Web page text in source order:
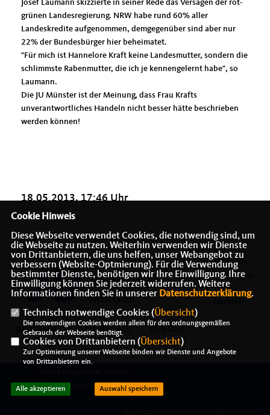
Josef Laumann skizzierte in seiner Rede das Versagen der rot-
grünen Landesregierung. NRW habe rund 60% aller
Landeskredite aufgenommen, demgegenüber sind aber nur
22% der Bundesbürger hier beheimatet.
"Für mich ist Hannelore Kraft keine Landesmutter, sondern die
schlimmste Rabenmutter, die ich je kennengelernt habe", so
Laumann.
Die JU Münster ist der Meinung, dass Frau Krafts
unverantwortliches Handeln nicht besser hätte beschrieben
werden können!
18.05.2013, 17:46 Uhr
Webseite
der Jungen
Union
IMPRESSUM DATENSCHUTZ
Alle Rechte vorbehalten.
Cookie Hinweis
Diese Webseite verwendet Cookies, die notwendig sind, um
die Webseite zu nutzen. Weiterhin verwenden wir Dienste
von Drittanbietern, die uns helfen, unser Webangebot zu
verbessern (Website-Optmierung). Für die Verwendung
bestimmter Dienste, benötigen wir Ihre Einwilligung. Ihre
Einwilligung können Sie jederzeit widerrufen. Weitere
Informationen finden Sie in unserer Datenschutzerklärung.
Technisch notwendige Cookies (Übersicht)
Die notwendigen Cookies werden allein für den ordnungsgemäßen
Gebrauch der Webseite benötigt.
Cookies von Drittanbietern (Übersicht)
Zur Optimierung unserer Webseite binden wir Dienste und Angebote
von Drittanbietern ein.
Alle akzeptieren Auswahl speichern